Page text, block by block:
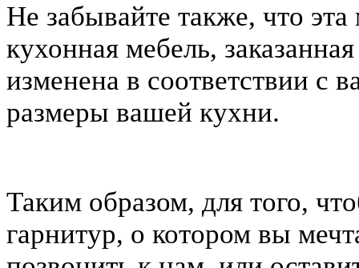
Не забывайте также, что
кухонная мебель,
изменена в соответствии с
размеры вашей кухни.
Таким образом, для того,
гарнитур, о котором вы